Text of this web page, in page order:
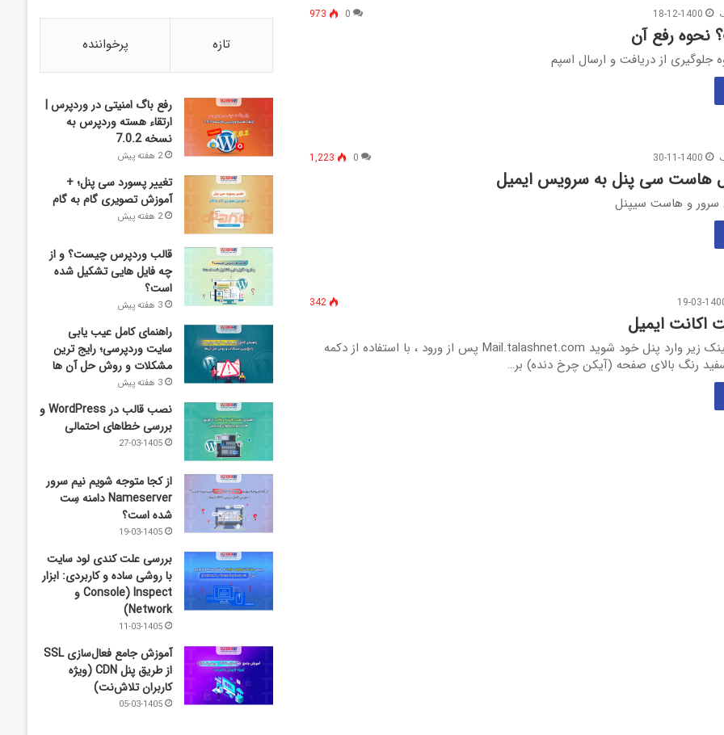
18-12-1400
0
973
رفع آن
جلوگیری از دریافت و ارسال اسپم
30-11-1400
0
1,223
هاست سی پنل به سرویس ایمیل
سرور و هاست سیپنل
19-03-
342
ایمیل
با کلیک بر روی لینک زیر وارد پنل خود شوید Mail.talashnet.com پس از ورود ، با استفاده از دکمه
تازه پرخواننده
رفع باگ امنیتی در وردپرس |
ارتقاء هسته وردپرس به
نسخه 7.0.2
2 هفته پیش
تغییر پسورد سی پنل؛ +
آموزش تصویری گام به گام
2 هفته پیش
قالب وردپرس چیست؟ و از
چه فایل­ هایی تشکیل شده
است؟
3 هفته پیش
راهنمای کامل عیب‌ یابی
سایت وردپرسی؛ رایج‌ ترین
مشکلات و روش حل آن‌ ها
3 هفته پیش
نصب قالب در WordPress و
بررسی خطاهای احتمالی
27-03-1405
از کجا متوجه شویم نیم ‌سرور
Nameserver دامنه سِت
شده است؟
19-03-1405
بررسی علت کندی لود سایت
با روشی ساده و کاربردی: ابزار
Inspect (Console و
Network)
11-03-1405
آموزش جامع فعال‌سازی SSL
از طریق پنل CDN (ویژه
کاربران تلاش‌نت)
05-03-1405